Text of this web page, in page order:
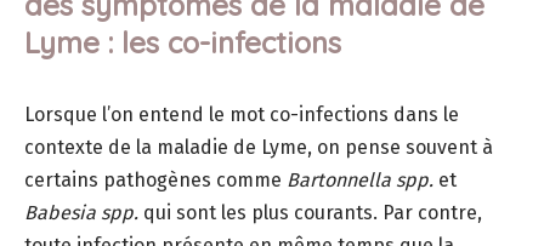
Lyme : les co-infections
Lorsque l’on entend le mot co-infections dans le
contexte de la maladie de Lyme, on pense souvent à
certains pathogènes comme Bartonnella spp. et
Babesia spp. qui sont les plus courants. Par contre,